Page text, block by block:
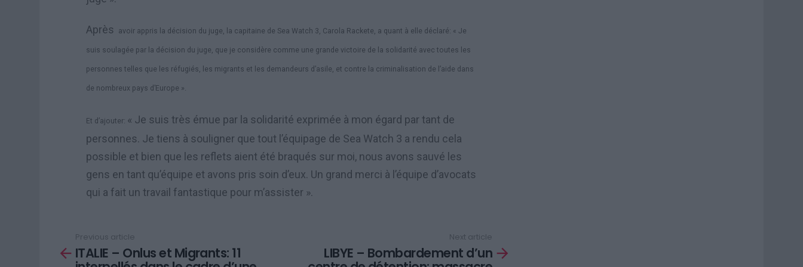
Après avoir appris la décision du juge, la capitaine de Sea Watch 3, Carola Rackete, a quant à elle déclaré: « Je
suis soulagée par la décision du juge, que je considère comme une grande victoire de la solidarité avec toutes les
personnes telles que les réfugiés, les migrants et les demandeurs d’asile, et contre la criminalisation de l’aide dans
de nombreux pays d’Europe ».
Et d’ajouter: « Je suis très émue par la solidarité exprimée à mon égard par tant de
personnes. Je tiens à souligner que tout l’équipage de Sea Watch 3 a rendu cela
possible et bien que les reflets aient été braqués sur moi, nous avons sauvé les
gens en tant qu’équipe et avons pris soin d’eux. Un grand merci à l’équipe d’avocats
qui a fait un travail fantastique pour m’assister ».
more
Previous article
ITALIE – Onlus et Migrants: 11
Next article
LIBYE – Bombardement d’un